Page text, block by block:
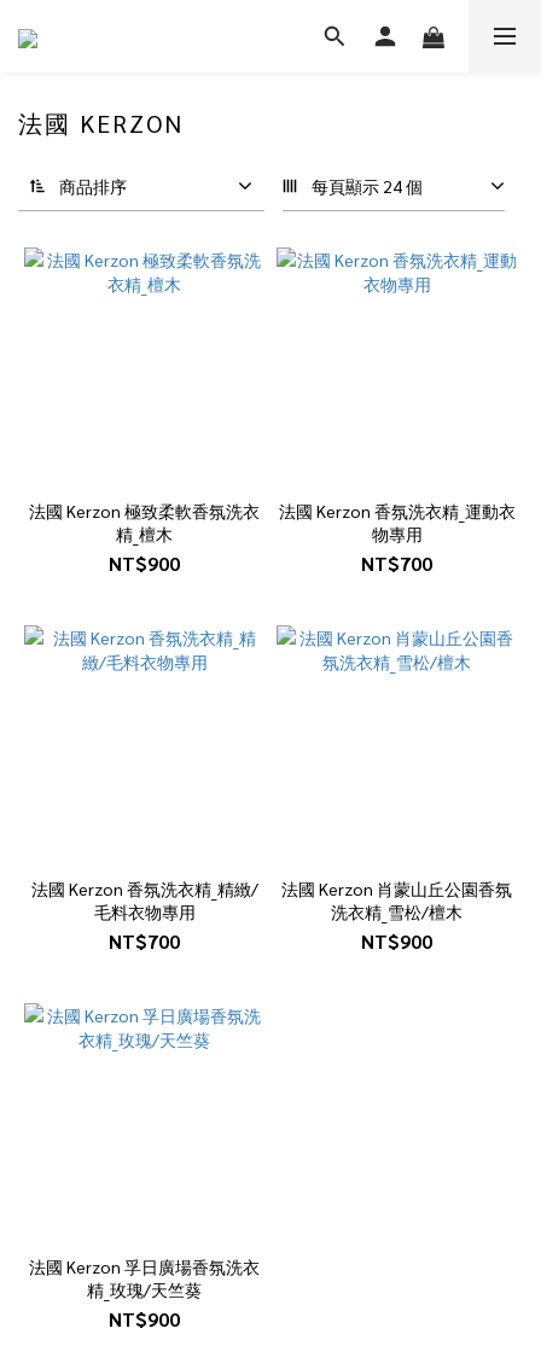
法國 KERZON
商品排序 每頁顯示 24 個
法國 Kerzon 極致柔軟香氛洗衣
精_檀木
NT$900
法國 Kerzon 香氛洗衣精_運動衣
物專用
NT$700
法國 Kerzon 香氛洗衣精_精緻/
毛料衣物專用
NT$700
法國 Kerzon 肖蒙山丘公園香氛
洗衣精_雪松/檀木
NT$900
法國 Kerzon 孚日廣場香氛洗衣
精_玫瑰/天竺葵
NT$900